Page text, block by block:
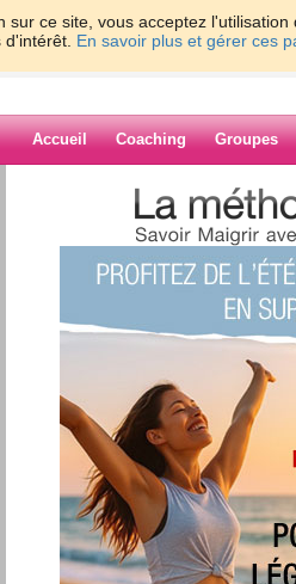
sur ce site, vous acceptez
En savoir plus et gérer ces
Accueil Coaching Groupes
>
> WEE
Blog de
WEE KEND DE
lac du Salagou
publié le 17/04/2015 à 15:39